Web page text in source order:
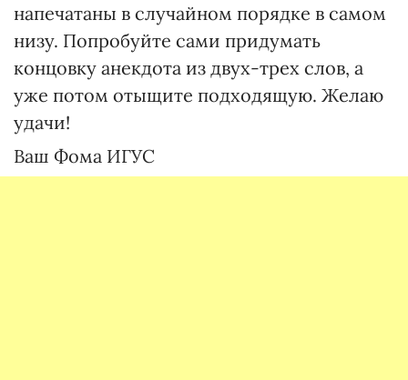
напечатаны в случайном порядке в самом
низу. Попробуйте сами придумать
концовку анекдота из двух-трех слов, а
уже потом отыщите подходящую. Желаю
удачи!
Ваш Фома ИГУС